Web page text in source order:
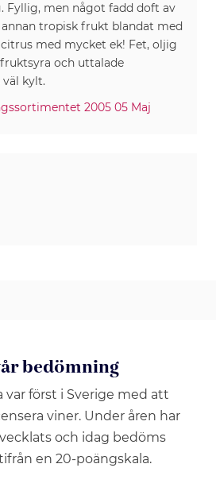
Fyllig, men något fadd doft av
tropisk frukt blandat med
med mycket ek! Fet, oljig
och uttalade
2005 05 Maj
bedömning
var först i Sverige med att
viner. Under åren har
och idag bedöms
en 20-poängskala.